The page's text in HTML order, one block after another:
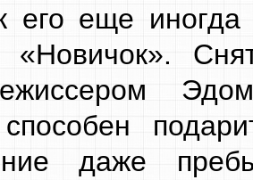
его еще
«Новичок».
даже